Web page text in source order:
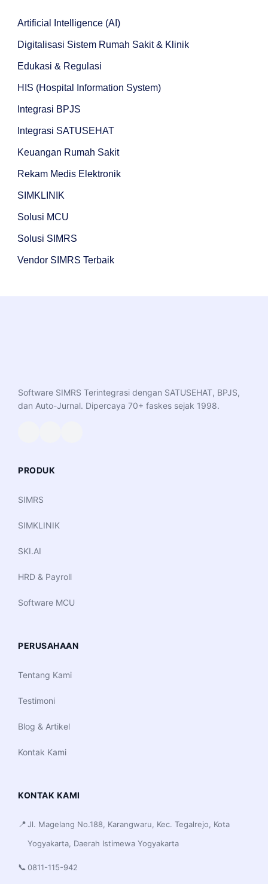
Artificial Intelligence (AI)
Digitalisasi Sistem Rumah Sakit & Klinik
Edukasi & Regulasi
HIS (Hospital Information System)
Integrasi BPJS
Integrasi SATUSEHAT
Keuangan Rumah Sakit
Rekam Medis Elektronik
SIMKLINIK
Solusi MCU
Solusi SIMRS
Vendor SIMRS Terbaik
Software SIMRS Terintegrasi dengan SATUSEHAT, BPJS,
dan Auto-Jurnal. Dipercaya 70+ faskes sejak 1998.
PRODUK
SIMRS
SIMKLINIK
SKI.AI
HRD & Payroll
Software MCU
PERUSAHAAN
Tentang Kami
Testimoni
Blog & Artikel
Kontak Kami
KONTAK KAMI
📍Jl. Magelang No.188, Karangwaru, Kec. Tegalrejo, Kota
Yogyakarta, Daerah Istimewa Yogyakarta
📞0811-115-942